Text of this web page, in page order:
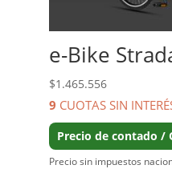
e-Bike
$1.465.556
9 CUOTAS SIN
Precio de contado /
Precio sin impuestos